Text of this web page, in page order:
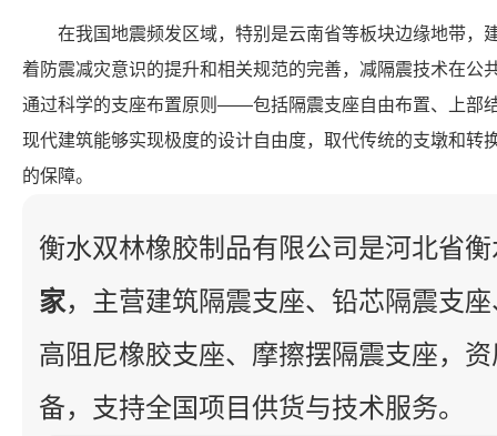
在我国地震频发区域，特别是云南省等板块边缘地带，
着防震减灾意识的提升和相关规范的完善，减隔震技术在公
通过科学的支座布置原则——包括隔震支座自由布置、上
现代建筑能够实现极度的设计自由度，取代传统的支墩和转
的保障。
衡水双林橡胶制品有限公司是河北省
家，主营建筑隔震支座、铅芯隔震支
高阻尼橡胶支座、摩擦摆隔震支座，
备，支持全国项目供货与技术服务。